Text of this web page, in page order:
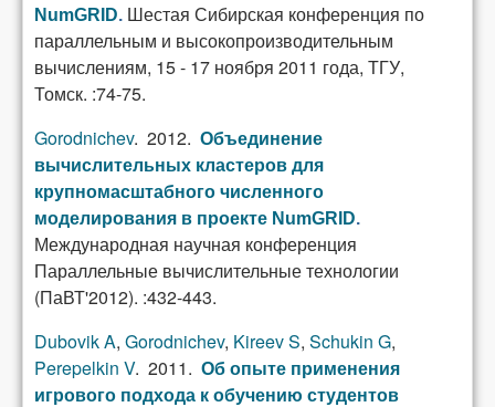
NumGRID. Шестая Сибирская конференция по
параллельным и высокопроизводительным
вычислениям, 15 - 17 ноября 2011 года, ТГУ,
Томск. :74-75.
Gorodnichev. 2012. Объединение
вычислительных кластеров для
крупномасштабного численного
моделирования в проекте NumGRID.
Международная научная конференция
Параллельные вычислительные технологии
(ПаВТ'2012). :432-443.
Dubovik A, Gorodnichev, Kireev S, Schukin G,
Perepelkin V. 2011. Об опыте применения
игрового подхода к обучению студентов